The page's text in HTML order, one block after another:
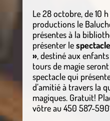
Le 28 octobre, de 10 h
productions le
présentes à la
présenter le
», destiné aux
tours de magie
spectacle qui
d’amitié à travers la
magiques. Gratuit!
vôtre au 450 587-